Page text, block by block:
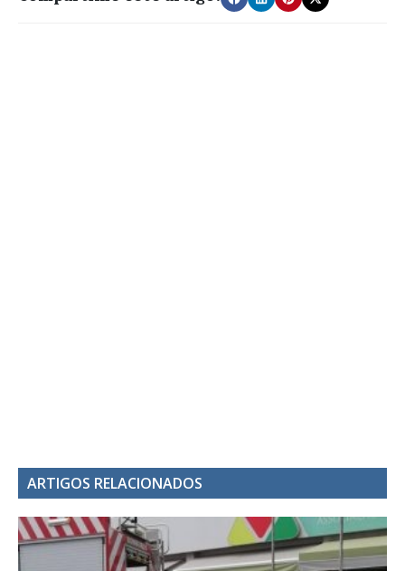
ARTIGOS RELACIONADOS